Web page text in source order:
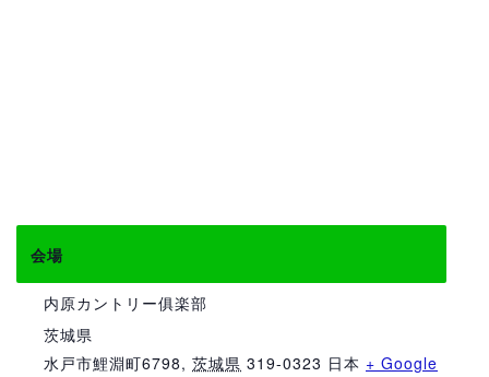
会場
内原カントリー俱楽部
茨城県
水戸市鯉淵町6798, 茨城県 319-0323 日本 + Google